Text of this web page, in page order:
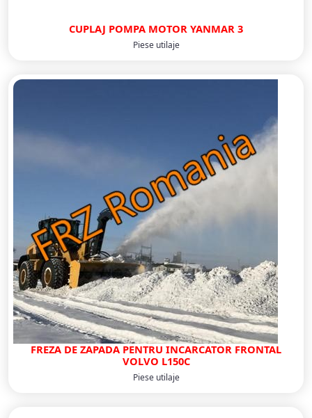
CUPLAJ POMPA MOTOR YANMAR 3
Piese utilaje
FREZA DE ZAPADA PENTRU INCARCATOR FRONTAL
VOLVO L150C
Piese utilaje